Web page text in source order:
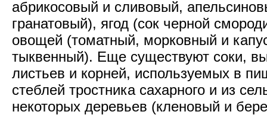
абрикосовый и сливовый,
гранатовый), ягод (сок черной
овощей (томатный, морковный и
тыквенный). Еще существуют соки,
листьев и корней, используемых в
стеблей тростника сахарного и из
некоторых деревьев (кленовый и